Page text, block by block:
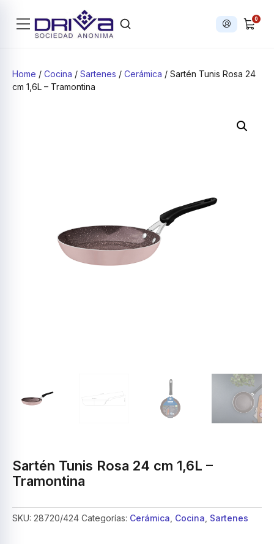
Iniciar
0
Home / Cocina / Sartenes / Cerámica / Sartén Tunis Rosa 24
cm 1,6L – Tramontina
Sartén Tunis Rosa 24 cm 1,6L –
Tramontina
SKU: 28720/424 Categorías: Cerámica Cocina Sartenes